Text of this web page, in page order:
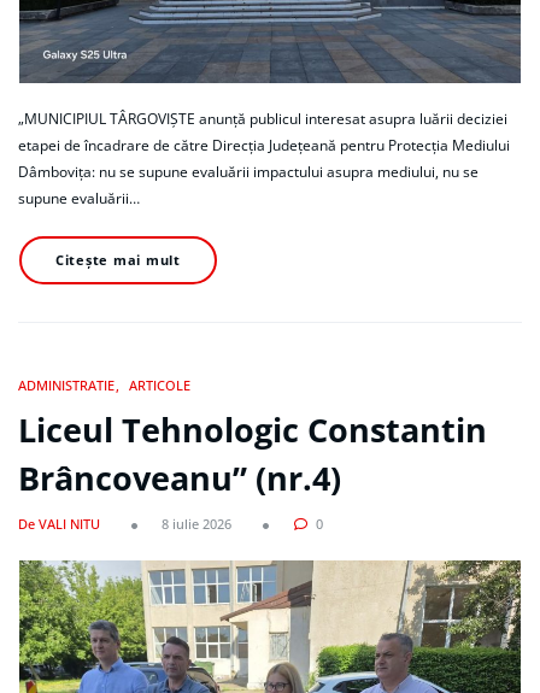
„MUNICIPIUL TÂRGOVIȘTE anunță publicul interesat asupra luării deciziei
etapei de încadrare de către Direcția Județeană pentru Protecția Mediului
Dâmbovița: nu se supune evaluării impactului asupra mediului, nu se
supune evaluării…
Citește mai mult
ADMINISTRATIE ARTICOLE
Liceul Tehnologic Constantin
Brâncoveanu” (nr.4)
De VALI NITU 8 iulie 2026 0